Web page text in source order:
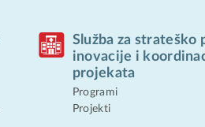
Služba za strateško
inovacije i
projekata
Programi
Projekti